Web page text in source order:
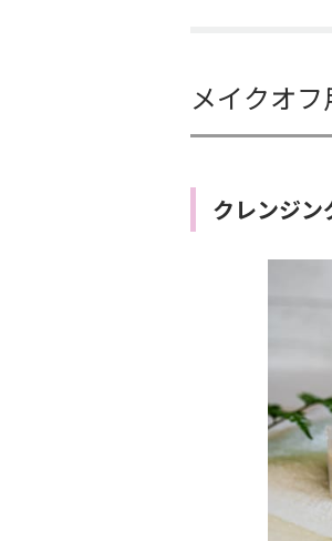
メイクオ
クレンジン